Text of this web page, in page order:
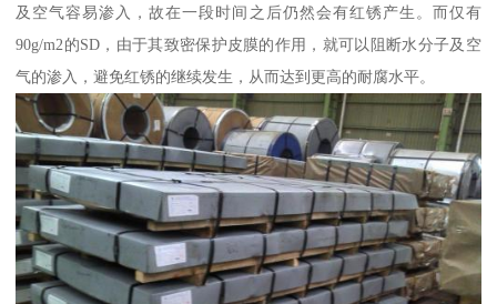
及空气容易渗入，故在一段时间之后仍然会有红锈产生。而仅有
90g/m2的SD，由于其致密保护皮膜的作用，就可以阻断水分子及空
气的渗入，避免红锈的继续发生，从而达到更高的耐腐水平。